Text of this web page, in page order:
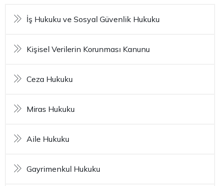
İş Hukuku ve Sosyal Güvenlik Hukuku
Kişisel Verilerin Korunması Kanunu
Ceza Hukuku
Miras Hukuku
Aile Hukuku
Gayrimenkul Hukuku